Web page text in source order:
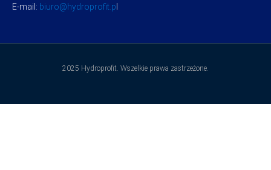
E-mail: biuro@hydroprofit.p
2025 Hydroprofit. Wszelkie prawa zastrzeżone.